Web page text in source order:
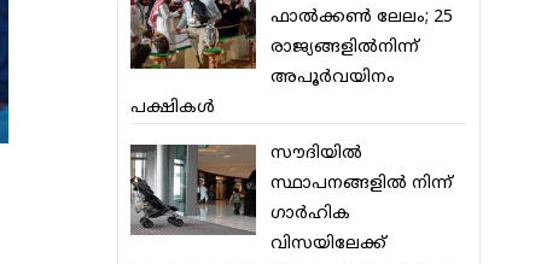
ഫാല്‍ക്കണ്‍ ലേലം; 25
രാജ്യങ്ങളില്‍നിന്ന്
അപൂര്‍വയിനം
പക്ഷികള്‍
സൗദിയില്‍
സ്ഥാപനങ്ങളില്‍ നിന്ന്
ഗാര്‍ഹിക
വിസയിലേക്ക്